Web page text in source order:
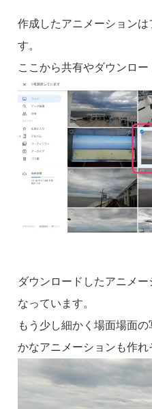
作成したアニメーションは
す。
ここから共有やダウンロー
ダウンロードしたアニメ
なっています。
もう少し細かく場面場面
かなアニメーションも作れ